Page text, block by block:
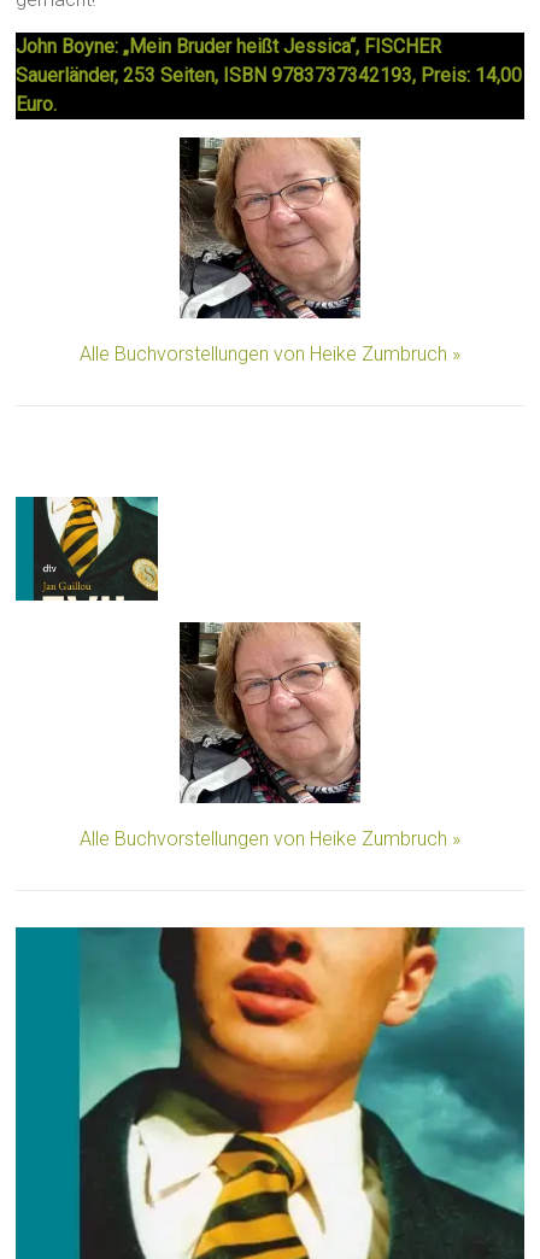
John Boyne: „Mein Bruder heißt Jessica“, FISCHER
Sauerländer, 253 Seiten, ISBN 9783737342193, Preis: 14,00
Euro.
Alle Buchvorstellungen von Heike Zumbruch »
Alle Buchvorstellungen von Heike Zumbruch »